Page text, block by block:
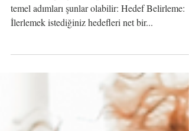
Enstrüman çalışma disiplini oluşturmanın bazı
temel adımları şunlar olabilir: Hedef Belirleme: